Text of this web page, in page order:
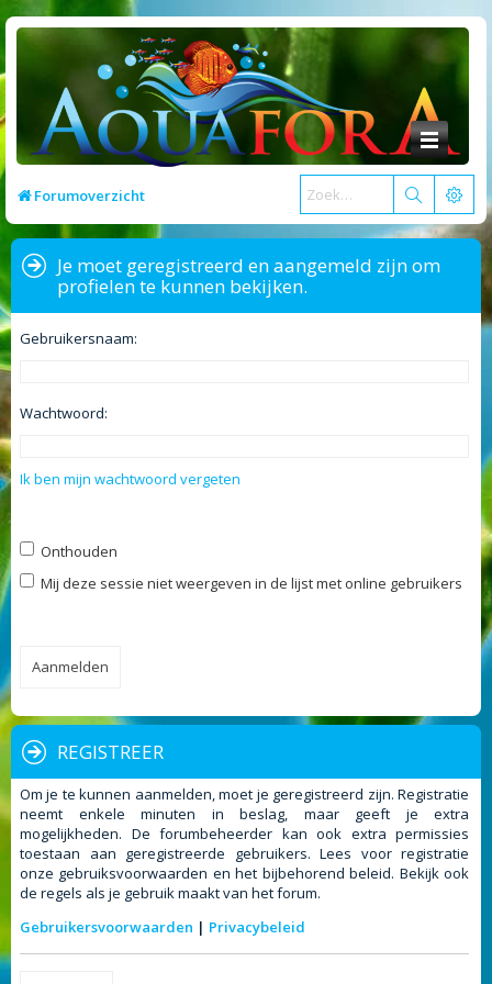
Forumoverzicht
Je moet geregistreerd en aangemeld zijn om
profielen te kunnen bekijken.
Gebruikersnaam:
Wachtwoord:
Ik ben mijn wachtwoord vergeten
Onthouden
Mij deze sessie niet weergeven in de lijst met online gebruikers
REGISTREER
Om je te kunnen aanmelden, moet je geregistreerd zijn. Registratie
neemt enkele minuten in beslag, maar geeft je extra
mogelijkheden. De forumbeheerder kan ook extra permissies
toestaan aan geregistreerde gebruikers. Lees voor registratie
onze gebruiksvoorwaarden en het bijbehorend beleid. Bekijk ook
de regels als je gebruik maakt van het forum.
Gebruikersvoorwaarden | Privacybeleid